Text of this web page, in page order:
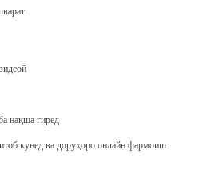
нақша гиред
кунед ва доруҳоро онлайн фармоиш